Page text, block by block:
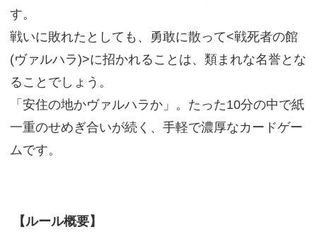
す。
戦いに敗れたとしても、勇敢に散って<戦死者の館
(ヴァルハラ)>に招かれることは、類まれな名誉とな
ることでしょう。
「安住の地かヴァルハラか」。たった10分の中で紙
一重のせめぎ合いが続く、手軽で濃厚なカードゲー
ムです。
【ルール概要】